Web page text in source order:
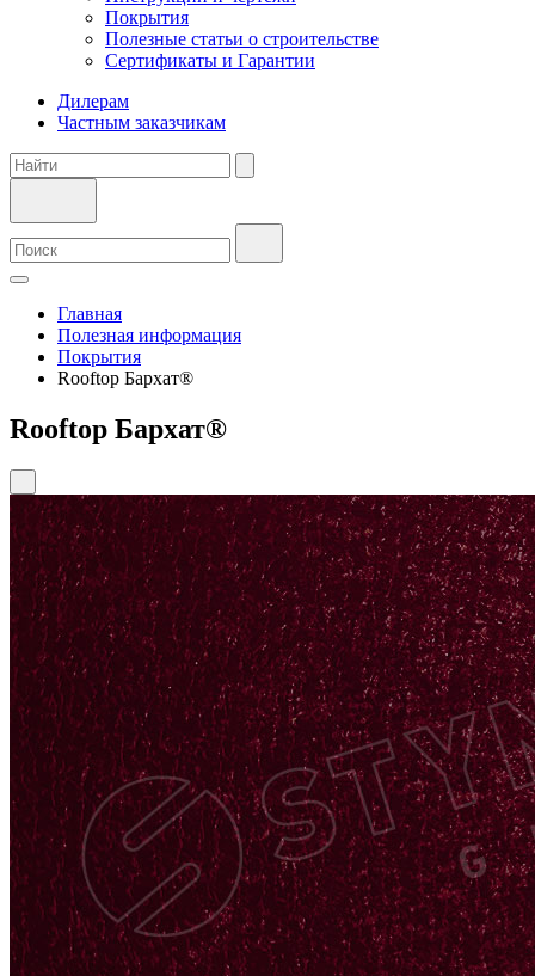
Покрытия
Полезные статьи о строительстве
Сертификаты и Гарантии
Дилерам
Частным заказчикам
Главная
Полезная информация
Покрытия
Rooftop Бархат®
Rooftop Бархат®